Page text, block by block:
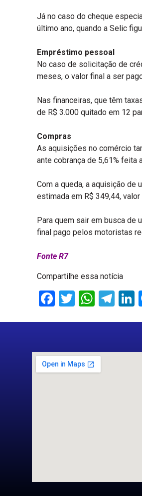
Já no caso do cheque
último ano, quando a Selic
Empréstimo pessoal
No caso de solicitação de
meses, o valor final a ser
Nas financeiras, que têm
de R$ 3.000 quitado em 12
Compras
As aquisições no comércio
ante cobrança de 5,61% feita
Com a queda, a aquisição de
estimada em R$ 349,44,
Para quem sair em busca de
final pago pelos motoristas
Fonte R7
Compartilhe essa notícia
Facebook
Twitter